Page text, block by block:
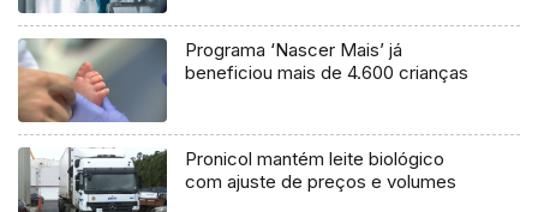
Programa ‘Nascer Mais’ já
beneficiou mais de 4.600 crianças
Pronicol mantém leite biológico
com ajuste de preços e volumes